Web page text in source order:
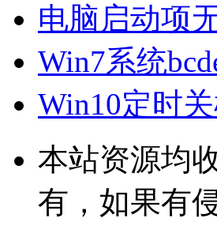
电脑启动项
Win7系统
Win10定时
本站资源均
有，如果有